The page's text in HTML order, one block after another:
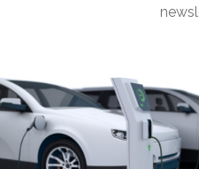
AVEC LE
PV5
Rédigé par Philippe Schwoerer
0 commentaires